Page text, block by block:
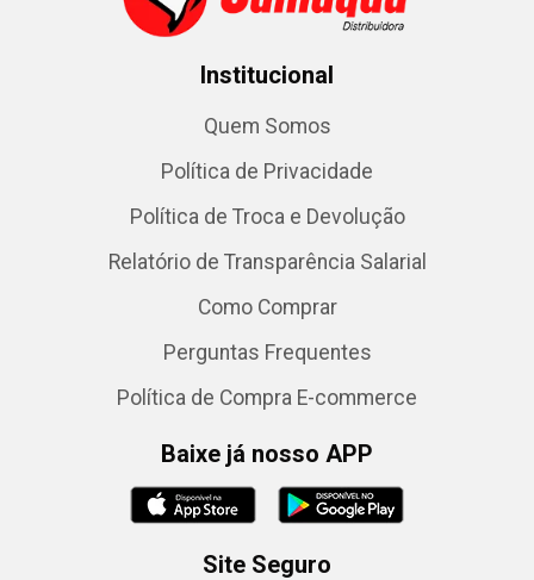
Institucional
Quem Somos
Política de Privacidade
Política de Troca e Devolução
Relatório de Transparência Salarial
Como Comprar
Perguntas Frequentes
Política de Compra E-commerce
Baixe já nosso APP
Site Seguro